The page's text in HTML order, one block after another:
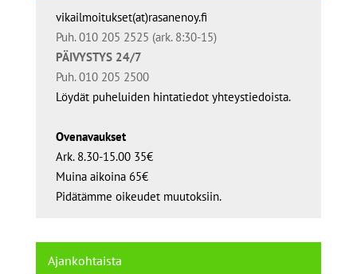
vikailmoitukset(at)rasanenoy.fi
Puh. 010 205 2525 (ark. 8:30-15)
PÄIVYSTYS 24/7
Puh. 010 205 2500
Löydät puheluiden hintatiedot yhteystiedoista.
Ovenavaukset
Ark. 8.30-15.00 35€
Muina aikoina 65€
Pidätämme oikeudet muutoksiin.
Ajankohtaista